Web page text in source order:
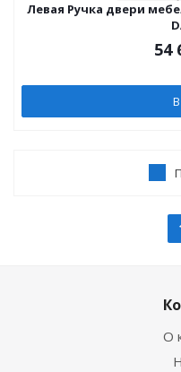
Левая Ручка двери
54
О